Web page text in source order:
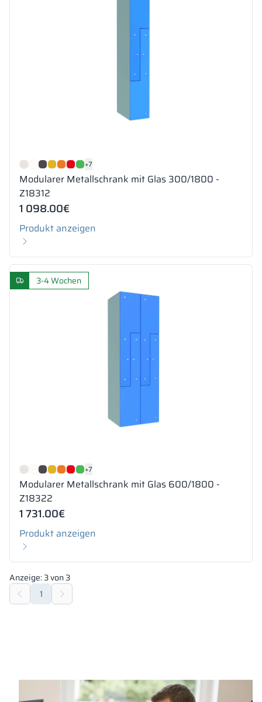
+7
Modularer Metallschrank mit Glas 300/1800 -
Z18312
1 098.00€
Produkt anzeigen
3-4 Wochen
+7
Modularer Metallschrank mit Glas 600/1800 -
Z18322
1 731.00€
Produkt anzeigen
Anzeige:3von3
1